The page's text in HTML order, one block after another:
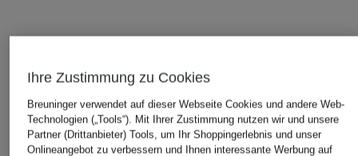
DAS KÖNNTE IHNEN AUCH GEFALLEN
Ihre Zustimmung zu Cookies
Breuninger verwendet auf dieser Webseite Cookies und andere Web-
Technologien („Tools“). Mit Ihrer Zustimmung nutzen wir und unsere
Partner (Drittanbieter) Tools, um Ihr Shoppingerlebnis und unser
Onlineangebot zu verbessern und Ihnen interessante Werbung auf